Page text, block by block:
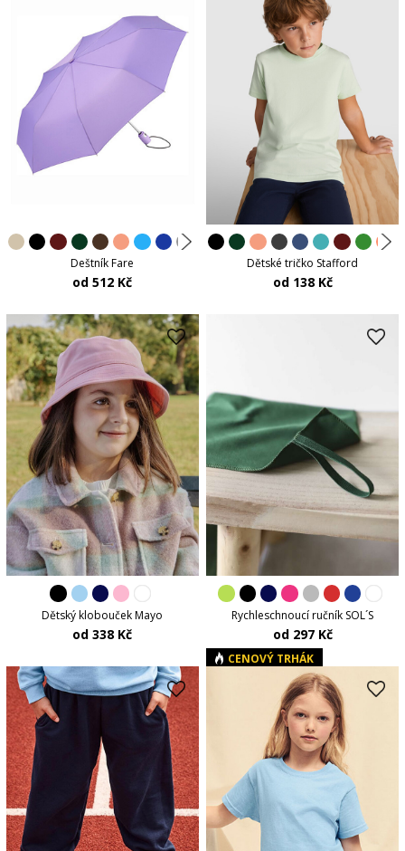
Deštník Fare
od 512 Kč
Dětské tričko Stafford
od 138 Kč
Dětský klobouček Mayo
od 338 Kč
Rychleschnoucí ručník SOL´S
od 297 Kč
CENOVÝ TRHÁK